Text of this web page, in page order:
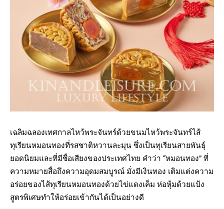
เฉลิมฉลองเทศกาลไหว้พระจันทร์ด้วยขนมไหว้พระจันทร์ไส้
ทุเรียนหมอนทองที่รสชาติหวานละมุน ซึ่งเป็นทุเรียนสายพันธุ์
ยอดนิยมและที่มีชื่อเสียงของประเทศไทย คำว่า “หมอนทอง” ที่
ความหมายสื่อถึงความอุดมสมบูรณ์ มั่งมีเงินทอง เติมแต่งความ
อร่อยของไส้ทุเรียนหมอนทองด้วยไข่แดงเค็ม ห่อหุ้มด้วยแป้ง
สูตรพิเศษทำให้อร่อยเข้ากันได้เป็นอย่างดี